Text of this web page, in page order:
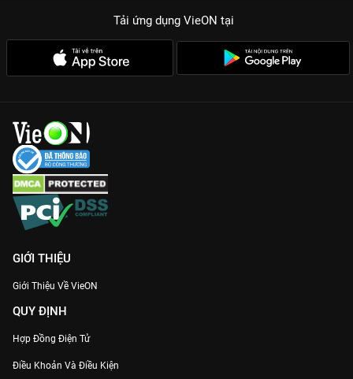
Tải ứng dụng VieON tại
GIỚI THIỆU
Giới Thiệu Về VieON
QUY ĐỊNH
Hợp Đồng Điện Tử
Điều Khoản Và Điều Kiện